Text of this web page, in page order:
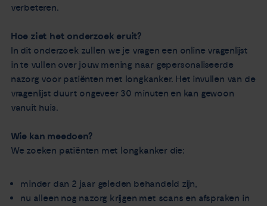
verbeteren.
Hoe ziet het onderzoek eruit?
In dit onderzoek zullen we je vragen een online vragenlijst
in te vullen over jouw mening naar gepersonaliseerde
nazorg voor patiënten met longkanker. Het invullen van de
vragenlijst duurt ongeveer 30 minuten en kan gewoon
vanuit huis.
Wie kan meedoen?
We zoeken patiënten met longkanker die:
minder dan 2 jaar geleden behandeld zijn,
nu alleen nog nazorg krijgen met scans en afspraken in